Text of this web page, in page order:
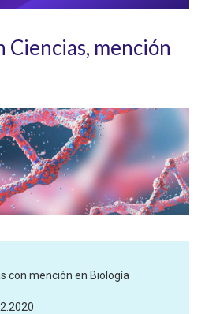
ACADÉMICOS
EGRESADOS
Ciencias, mención
con mención en Biología